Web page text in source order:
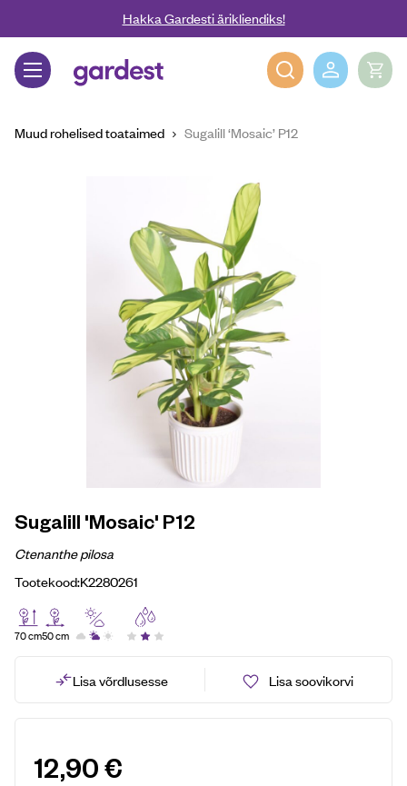
Liigu edasi põhisisu juurdeHakka Gardesti ärikliendiks!
Gardest
Muud rohelised toataimed Sugalill ‘Mosaic’ P12
Sugalill 'Mosaic' P12
Ctenanthe pilosa
Tootekood:K2280261
70 cm50 cm
Lisa võrdlusesse Lisa soovikorvi
12,90€